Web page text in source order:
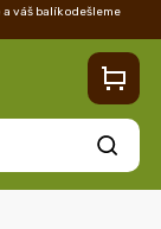
a váš balík odešleme
reklamace
Hledat